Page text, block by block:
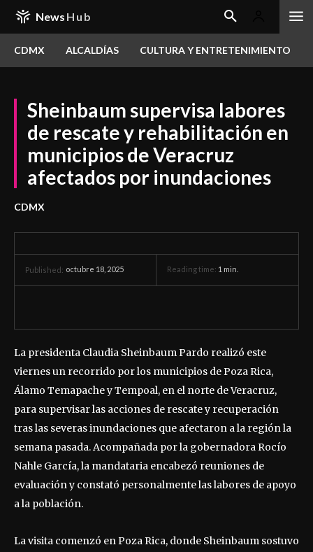
News Hub
CDMX ALCALDÍAS CULTURA Y ENTRETENIMIENTO
Sheinbaum supervisa labores
de rescate y rehabilitación en
municipios de Veracruz
afectados por inundaciones
CDMX
Published: octubre 18, 2025 Reading time: 1 min.
La presidenta Claudia Sheinbaum Pardo realizó este
viernes un recorrido por los municipios de Poza Rica,
Álamo Temapache y Tempoal, en el norte de Veracruz,
para supervisar las acciones de rescate y recuperación
tras las severas inundaciones que afectaron a la región la
semana pasada. Acompañada por la gobernadora Rocío
Nahle García, la mandataria encabezó reuniones de
evaluación y constató personalmente las labores de apoyo
a la población.
La visita comenzó en Poza Rica, donde Sheinbaum sostuvo